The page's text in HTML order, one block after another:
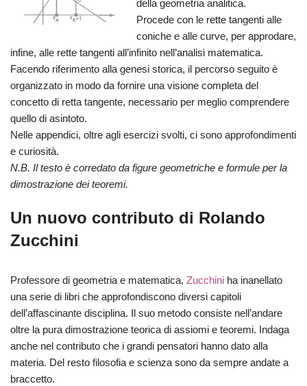
della geometria analitica.
Procede con le rette tangenti alle
coniche e alle curve, per approdare,
infine, alle rette tangenti all’infinito nell’analisi matematica.
Facendo riferimento alla genesi storica, il percorso seguito è
organizzato in modo da fornire una visione completa del
concetto di retta tangente, necessario per meglio comprendere
quello di asintoto.
Nelle appendici, oltre agli esercizi svolti, ci sono approfondimenti
e curiosità.
N.B. Il testo è corredato da figure geometriche e formule per la
dimostrazione dei teoremi.
Un nuovo contributo di Rolando
Zucchini
Professore di geometria e matematica, Zucchini ha inanellato
una serie di libri che approfondiscono diversi capitoli
dell’affascinante disciplina. Il suo metodo consiste nell’andare
oltre la pura dimostrazione teorica di assiomi e teoremi. Indaga
anche nel contributo che i grandi pensatori hanno dato alla
materia. Del resto filosofia e scienza sono da sempre andate a
braccetto.